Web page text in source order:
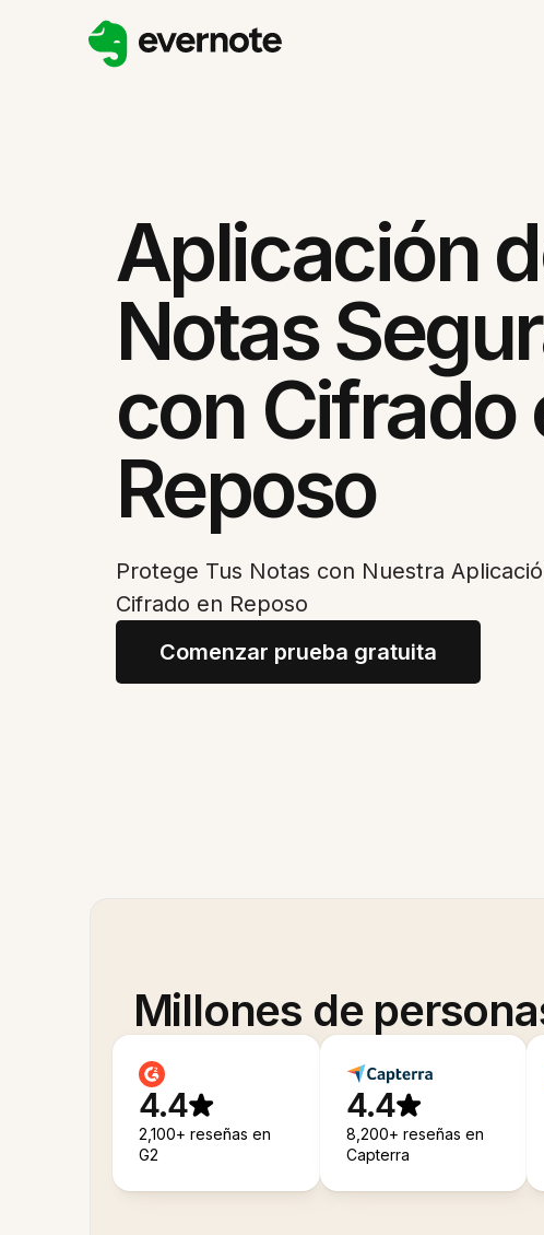
Aplicación
Notas
con Cifrado
Reposo
Protege Tus Notas con Nuestra
Cifrado en Reposo
Comenzar prueba gratuita
Millones de
4.4
2,100+ reseñas en
G2
4.4
8,200+ reseñas en
Capterra